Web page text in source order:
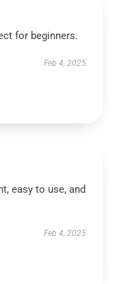
for beginners.
Feb 4, 2025
easy to use, and
Feb 4, 2025